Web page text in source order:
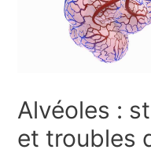
Alvéoles :
et troubles